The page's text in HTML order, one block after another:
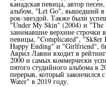
канадская певица, автор
альбом, "Let Go", вышедший в
рок-звездой. Также были
"Under My Skin" (2004) и "The
занимавшие верхние строчки
певицы, "Complicated",
Happy Ending" и "Girlfriend",
Аврил Лавин входит в
2000 и самых коммерчески
пятого студийного альбома в
перерыв, который закончился
Water" в 2019 году.